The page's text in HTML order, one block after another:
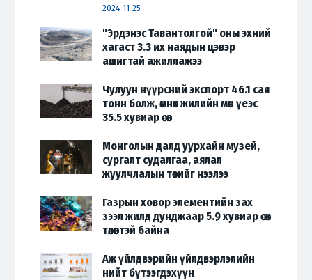
2024-11-25
"Эрдэнэс Тавантолгой" оны эхний
хагаст 3.3 их наядын цэвэр
ашигтай ажиллажээ
Чулуун нүүрсний экспорт 46.1 сая
тонн болж, өмнөх жилийн мөн үеэс
35.5 хувиар өсөв
Монголын далд уурхайн музей,
сургалт судалгаа, аялал
жуулчлалын төвийг нээлээ
Газрын ховор элементийн зах
зээл жилд дунджаар 5.9 хувиар өсөх
төлөвтэй байна
Аж үйлдвэрийн үйлдвэрлэлийн
нийт бүтээгдэхүүн